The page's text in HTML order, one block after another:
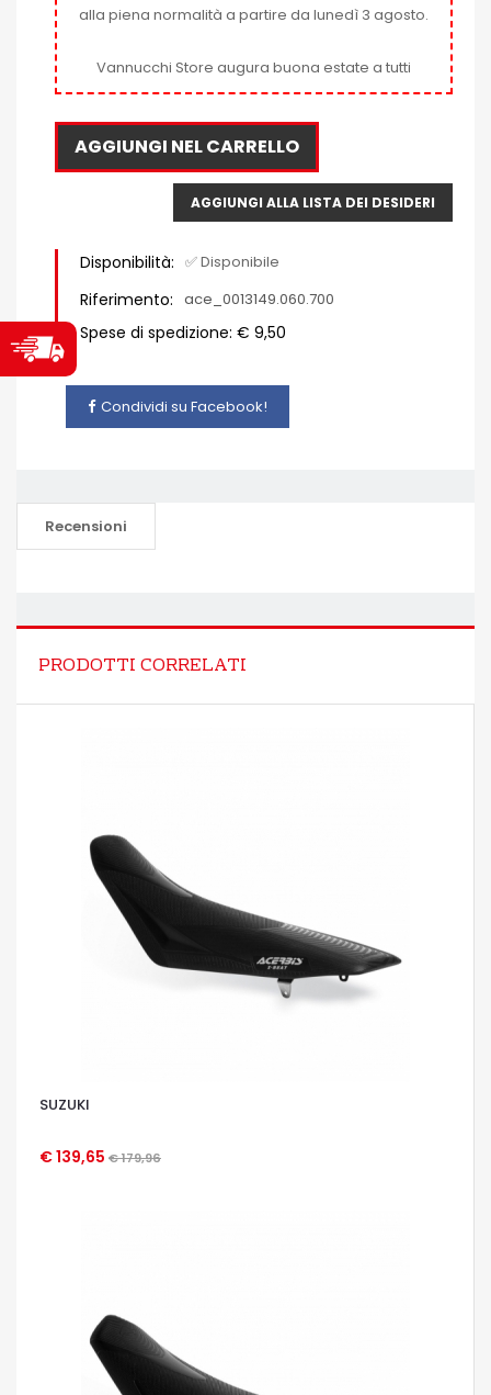
alla piena normalità a partire da lunedì 3 agosto.
Vannucchi Store augura buona estate a tutti
AGGIUNGI NEL CARRELLO
AGGIUNGI ALLA LISTA DEI DESIDERI
Disponibilità: ✅ Disponibile
Riferimento: ace_0013149.060.700
Spese di spedizione: € 9,50
Condividi su Facebook!
Recensioni
PRODOTTI CORRELATI
SUZUKI
€ 139,65 € 179,96
OCCHIATA VELOCE